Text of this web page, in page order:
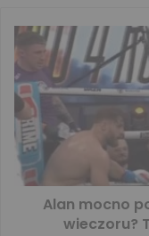
Alan mocno
wieczoru?